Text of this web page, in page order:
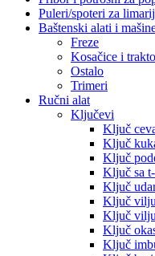
Puleri/spoteri za
Baštenski alati i
Freze
Kosačice i
Ostalo
Trimeri
Ručni alat
Ključevi
Ključ
Ključ
Ključ
Ključ sa
Ključ
Ključ
Ključ
Ključ
Ključ